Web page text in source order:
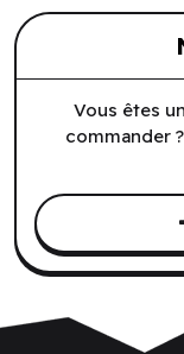
Vous êtes
commander